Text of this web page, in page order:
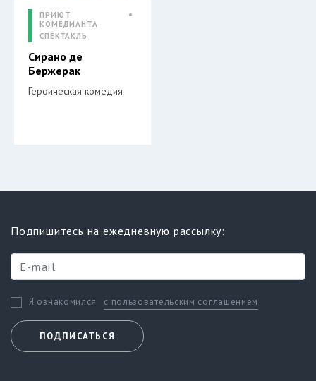
ПРИЮТ
КОМЕДИАНТА
СПЕКТАКЛЬ
Сирано де
Бержерак
Героическая комедия
Подпишитесь на ежедневную рассылку:
Я ознакомился с пользовательским соглашением
ПОДПИСАТЬСЯ